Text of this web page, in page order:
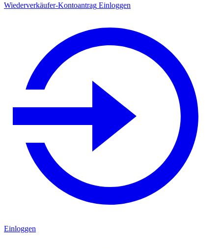
Wiederverkäufer-Kontoantrag Einloggen
Einloggen